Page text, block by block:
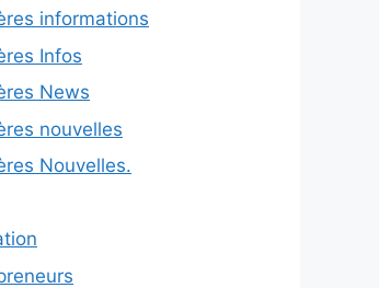
informations
Infos
News
nouvelles
Nouvelles.